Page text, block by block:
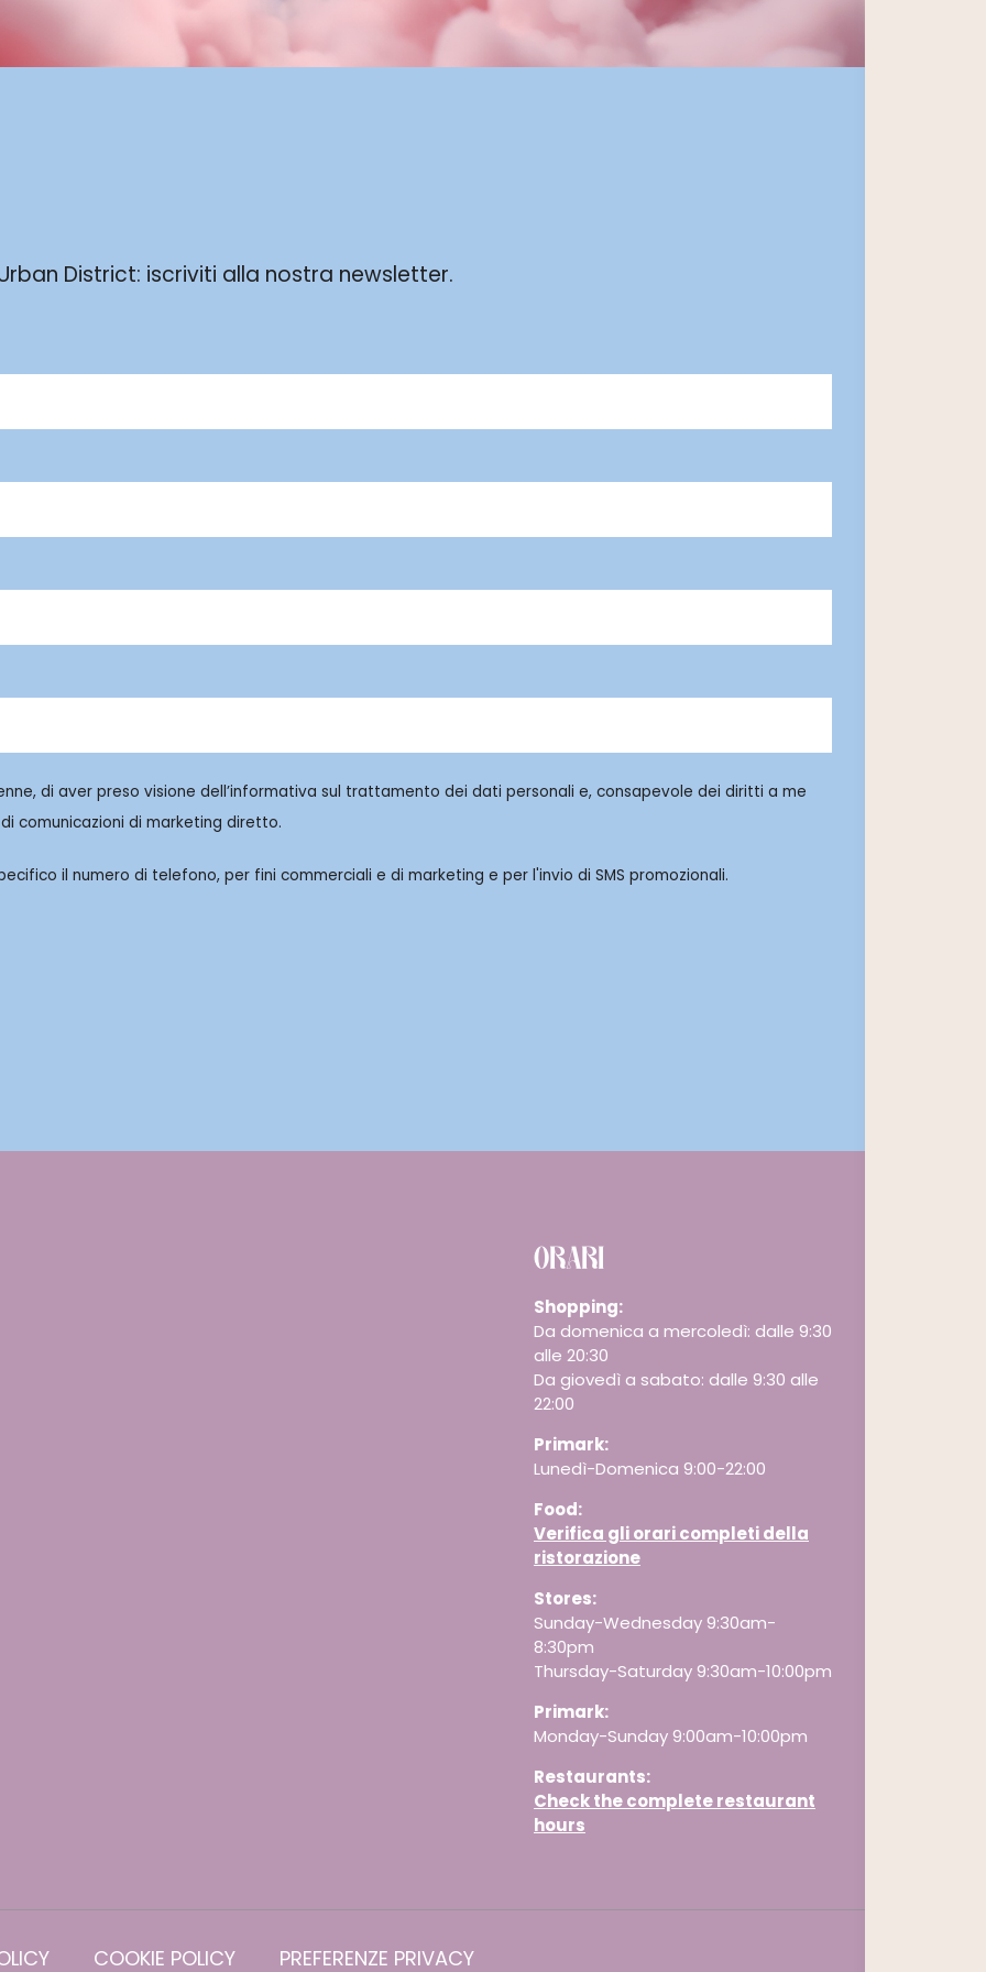
District: iscriviti alla nostra newsletter.
di aver preso visione dell’informativa sul trattamento dei dati personali e, consapevole dei diritti a me
comunicazioni di marketing diretto.
il numero di telefono, per fini commerciali e di marketing e per l'invio di SMS promozionali.
ORARI
Shopping:
Da domenica a mercoledì: dalle 9:30
alle 20:30
Da giovedì a sabato: dalle 9:30 alle
22:00
Primark:
Lunedì-Domenica 9:00-22:00
Food:
Verifica gli orari completi della
ristorazione
Stores:
Sunday-Wednesday 9:30am-
8:30pm
Thursday-Saturday 9:30am-10:00pm
Primark:
Monday-Sunday 9:00am-10:00pm
Restaurants:
Check the complete restaurant
hours
COOKIE POLICY PREFERENZE PRIVACY